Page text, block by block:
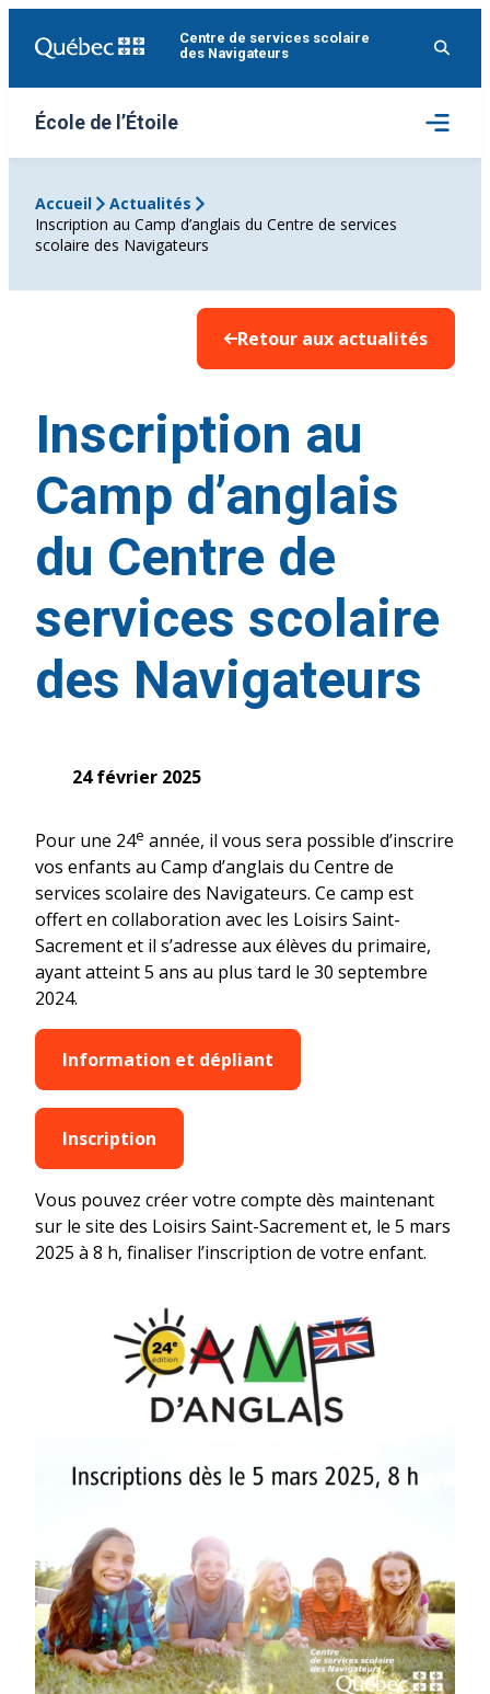
Centre de services scolaire
des Navigateurs
École de l’Étoile
Ouvrir
le
menu
Accueil
Actualités
Inscription au Camp d’anglais du Centre de services
scolaire des Navigateurs
Retour aux actualités
Inscription au
Camp d’anglais
du Centre de
services scolaire
des Navigateurs
24 février 2025
Pour une 24e année, il vous sera possible d’inscrire
vos enfants au Camp d’anglais du Centre de
services scolaire des Navigateurs. Ce camp est
offert en collaboration avec les Loisirs Saint-
Sacrement et il s’adresse aux élèves du primaire,
ayant atteint 5 ans au plus tard le 30 septembre
2024.
Information et dépliant
Inscription
Vous pouvez créer votre compte dès maintenant
sur le site des Loisirs Saint-Sacrement et, le 5 mars
2025 à 8 h, finaliser l’inscription de votre enfant.